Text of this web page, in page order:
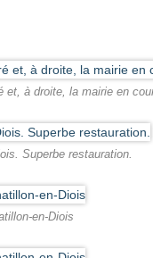
et, à droite, la mairie en
Superbe restauration.
en-Diois